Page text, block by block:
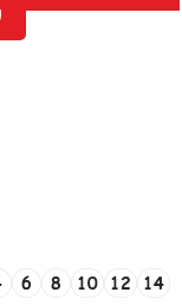
6 8 10 12 14